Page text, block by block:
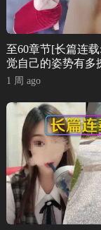
至60章节[长篇连
觉自己的姿势有多
1 周 ago